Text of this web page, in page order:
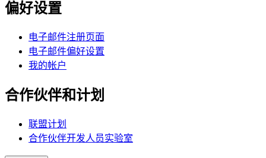
偏好设置
电子邮件注册页面
电子邮件偏好设置
我的帐户
合作伙伴和计划
联盟计划
合作伙伴开发人员实验室